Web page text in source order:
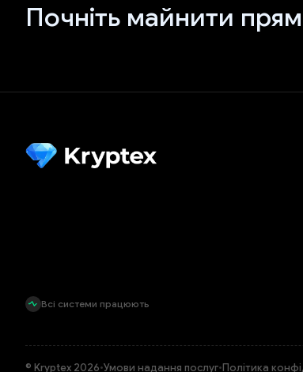
Почніть майнити
Всі системи працюють
© Kryptex 2026•Умови надання послуг•Політика